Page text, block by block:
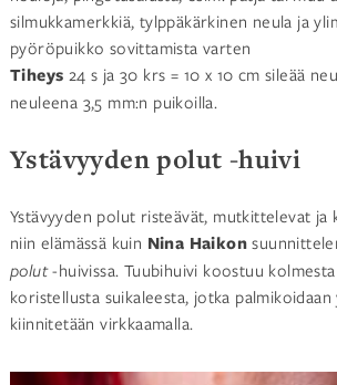
silmukkamerkkiä, tylppäkärkinen neula ja
pyöröpuikko sovittamista varten
Tiheys 24 s ja 30 krs = 10 x 10 cm sileää
neuleena 3,5 mm:n puikoilla.
Ystävyyden polut -huivi
Ystävyyden polut risteävät, mutkittelevat ja
niin elämässä kuin Nina Haikon
polut-huivissa. Tuubihuivi koostuu
koristellusta suikaleesta, jotka
kiinnitetään virkkaamalla.